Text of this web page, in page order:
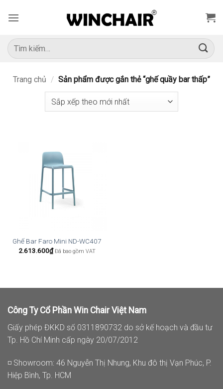
qua
dung
Tìm
kiếm:
Trang chủ / Sản phẩm được gắn thẻ “ghế quầy bar thấp”
Ghế Bar Faro Mini ND-WC407
2.613.600₫ Đã bao gồm VAT
Công Ty Cổ Phần Win Chair Việt Nam
Giấy phép ĐKKD số 0311890732 do sở kế hoạch và đầu tư
Tp. Hồ Chí Minh cấp ngày 20/07/2012
◽ Showroom: 46 Nguyễn Thị Nhung, Khu đô thị Vạn Phúc, P.
Hiệp Bình, Tp. HCM